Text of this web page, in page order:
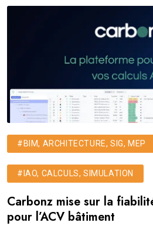
#BIM, ARCHITECTURE, SIG, MEP
#IAO, CALCULS, SIMULATION
Carbonz mise sur la
pour l’ACV bâtiment